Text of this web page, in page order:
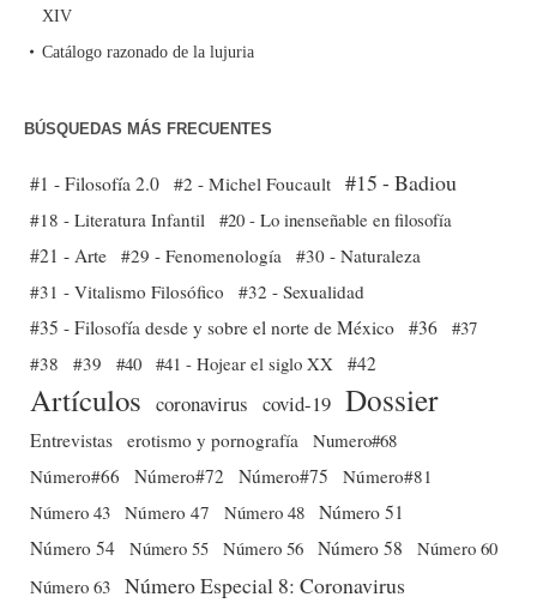
XIV
Catálogo razonado de la lujuria
BÚSQUEDAS MÁS FRECUENTES
#1 - Filosofía 2.0 #2 - Michel Foucault #15 - Badiou
#18 - Literatura Infantil #20 - Lo inenseñable en filosofía
#21 - Arte #29 - Fenomenología
#30 - Naturaleza
#31 - Vitalismo Filosófico
#32 - Sexualidad
#35 - Filosofía desde y sobre el norte de México #36 #37
#38
#39 #40 #41 - Hojear el siglo XX #42
Artículos coronavirus covid-19 Dossier
Entrevistas erotismo y pornografía
Numero#68
Número#66
Número#72 Número#75
Número#81
Número 43 Número 47 Número 48 Número 51
Número 54 Número 55 Número 56 Número 58
Número 60
Número 63 Número Especial 8: Coronavirus